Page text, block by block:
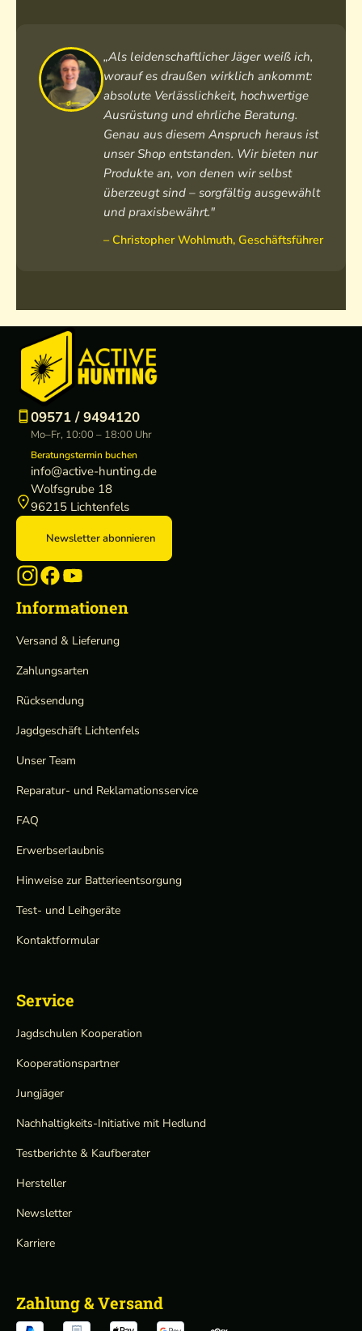
„Als leidenschaftlicher Jäger weiß ich,
worauf es draußen wirklich ankommt:
absolute Verlässlichkeit, hochwertige
Ausrüstung und ehrliche Beratung.
Genau aus diesem Anspruch heraus ist
unser Shop entstanden. Wir bieten nur
Produkte an, von denen wir selbst
überzeugt sind – sorgfältig ausgewählt
und praxisbewährt."
– Christopher Wohlmuth, Geschäftsführer
09571 / 9494120
Mo–Fr, 10:00 – 18:00 Uhr
Beratungstermin buchen
info@active-hunting.de
Wolfsgrube 18
96215 Lichtenfels
Newsletter abonnieren
Informationen
Versand & Lieferung
Zahlungsarten
Rücksendung
Jagdgeschäft Lichtenfels
Unser Team
Reparatur- und Reklamationsservice
FAQ
Erwerbserlaubnis
Hinweise zur Batterieentsorgung
Test- und Leihgeräte
Kontaktformular
Service
Jagdschulen Kooperation
Kooperationspartner
Jungjäger
Nachhaltigkeits-Initiative mit Hedlund
Testberichte & Kaufberater
Hersteller
Newsletter
Karriere
Zahlung & Versand